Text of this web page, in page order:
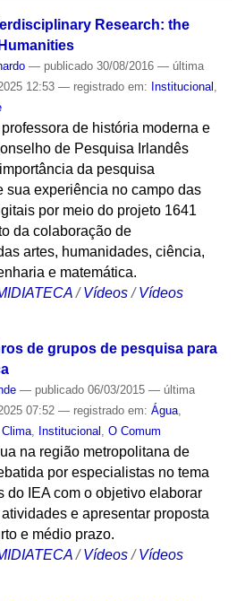
Research: the
— publicado30/08/2016 — última
12:53 — registrado em: Institucional
de história moderna e
de Pesquisa Irlandês
da pesquisa
sua experiência no campo das
por meio do projeto 1641
da colaboração de
artes, humanidades, ciência,
e matemática.
/Vídeos /Vídeos
de grupos de pesquisa para
— publicado06/03/2015 — última
07:52 — registrado em: Água,
Clima, Institucional O Comum
na região metropolitana de
por especialistas no tema
do IEA com o objetivo elaborar
e apresentar proposta
e médio prazo.
/Vídeos /Vídeos